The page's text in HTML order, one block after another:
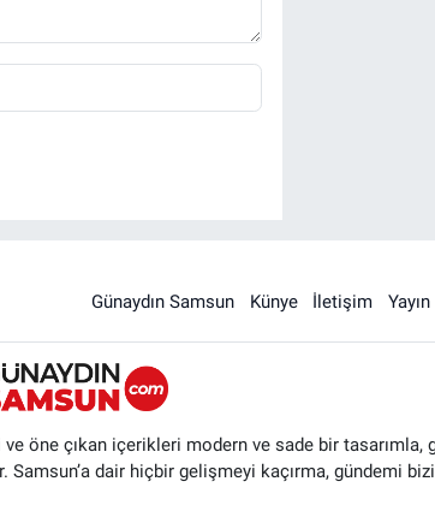
Günaydın Samsun Künye İletişim
öne çıkan içerikleri modern ve sade bir tasarımla,
dair hiçbir gelişmeyi kaçırma, gündemi